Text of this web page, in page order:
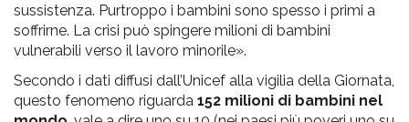
sussistenza. Purtroppo i bambini sono spesso i primi a
soffrirne. La crisi può spingere milioni di bambini
vulnerabili verso il lavoro minorile».
Secondo i dati diffusi dall’Unicef alla vigilia della Giornata,
questo fenomeno riguarda 152 milioni di bambini nel